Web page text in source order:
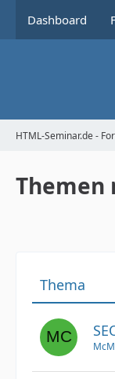
Dashboard
HTML-Seminar.de -
Themen
Thema